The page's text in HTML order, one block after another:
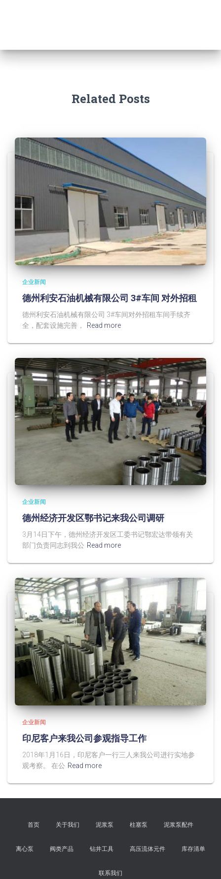
Related Posts
企业新闻
德州利安石油机械有限公司 3#车间 对外招租
德州利安石油机械有限公司 3#车间对外招租车间手续齐
全，配套设施完善，
Read more
企业新闻
德州经济开发区鄂书记来我公司调研
3月14日下午，德州经济开发区工委书记鄂宏达带领有关
部门负责同志到我公 Read more
企业新闻
印尼客户来我公司参观指导工作
2018年1月16日，印尼客户一行三人来我公司进行实地参
观考察。 在公 Read more
首页 关于我们 泥浆泵 柱塞泵 泥浆泵配件
离心泵 阀类产品 钻井工具 高压流体元件 库存清单
联系我们